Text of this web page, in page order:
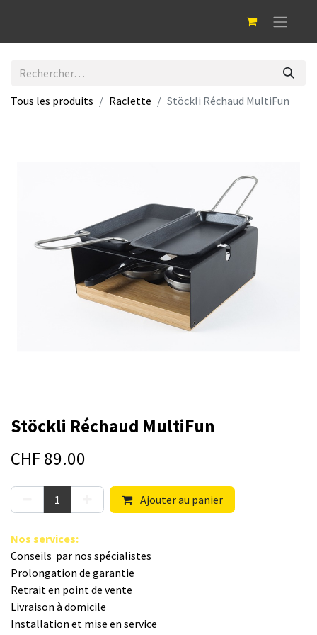
Tous les produits Raclette Stöckli Réchaud MultiFun
Stöckli Réchaud MultiFun
CHF89.00
Ajouter au panier
Nos s​ervices:
Conseils par nos spé​cialistes
Prolongation de garantie
Retrait en point de vente
Livraison à domicile
Installation et mise en service